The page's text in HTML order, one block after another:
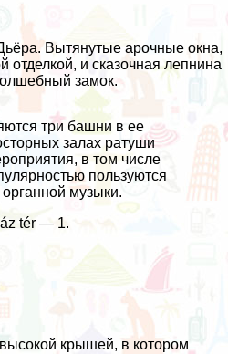
Вытянутые арочные окна,
отделкой, и сказочная лепнина
замок.
три башни в ее
залах ратуши
в том числе
пользуются
музыки.
tér — 1.
крышей, в котором